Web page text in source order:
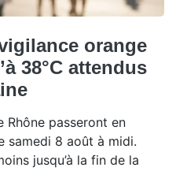
orange
38°C attendus
Rhône passeront en
samedi 8 août à midi.
jusqu’à la fin de la